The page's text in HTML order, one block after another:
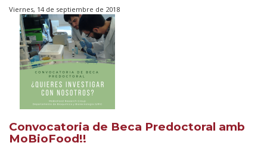
Viernes, 14 de septiembre de 2018
Convocatoria de Beca Predoctoral amb
MoBioFood!!